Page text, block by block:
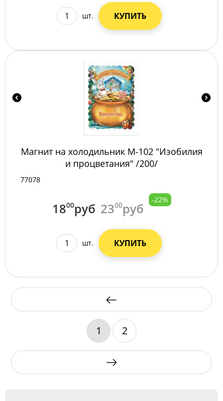
шт. КУПИТЬ
Магнит на холодильник М-102 "Изобилия
и процветания" /200/
77078
1800руб 2300руб
-22%
шт. КУПИТЬ
1 2